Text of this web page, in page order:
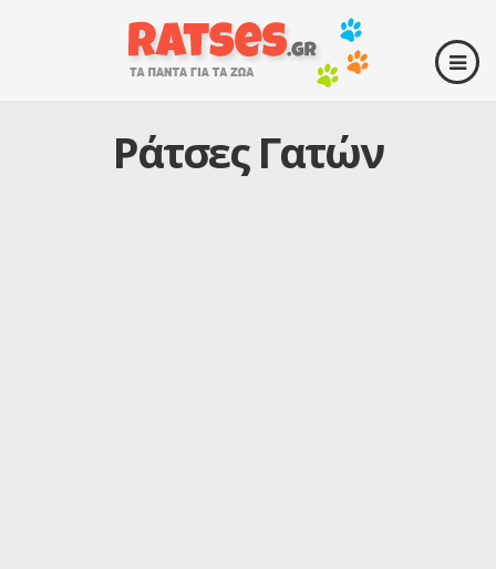
Ράτσες Γατών